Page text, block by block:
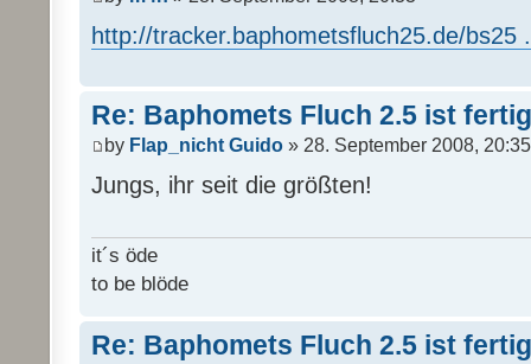
http://tracker.baphometsfluch25.de/bs25
Re: Baphomets Fluch 2.5 ist fertig
by Flap_nicht Guido » 28. September 2008, 20:35
Jungs, ihr seit die größten!
it´s öde
to be blöde
Re: Baphomets Fluch 2.5 ist fertig